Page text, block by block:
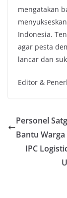
mengatakan
Indonesia.
agar pesta
lancar dan
Editor &
Personel
Bantu
IPC